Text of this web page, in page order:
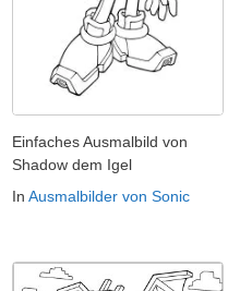
Einfaches Ausmalbild von
Shadow dem Igel
In Ausmalbilder von Sonic